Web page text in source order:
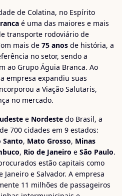
de Colatina, no Espírito
é uma das maiores e mais
transporte rodoviário de
mais de 75 anos de história, a
no setor, sendo a
ao Grupo Águia Branca. Ao
empresa expandiu suas
a Viação Salutaris,
no mercado.
e Nordeste do Brasil, a
700 cidades em 9 estados:
Santo, Mato Grosso, Minas
, Rio de Janeiro e São Paulo.
estão capitais como
Janeiro e Salvador. A empresa
11 milhões de passageiros